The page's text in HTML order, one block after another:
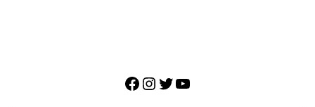
Facebook
Instagram
Twitter
YouTube